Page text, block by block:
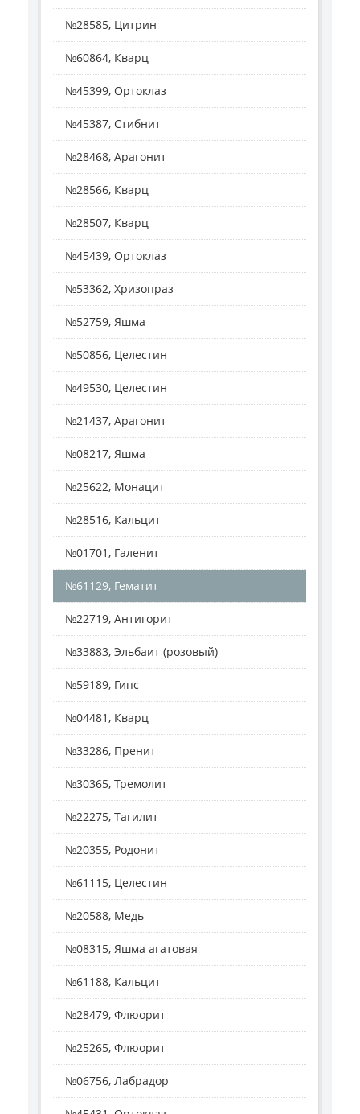
№28585, Цитрин
№60864, Кварц
№45399, Ортоклаз
№45387, Стибнит
№28468, Арагонит
№28566, Кварц
№28507, Кварц
№45439, Ортоклаз
№53362, Хризопраз
№52759, Яшма
№50856, Целестин
№49530, Целестин
№21437, Арагонит
№08217, Яшма
№25622, Монацит
№28516, Кальцит
№01701, Галенит
№61129, Гематит
№22719, Антигорит
№33883, Эльбаит (розовый)
№59189, Гипс
№04481, Кварц
№33286, Пренит
№30365, Тремолит
№22275, Тагилит
№20355, Родонит
№61115, Целестин
№20588, Медь
№08315, Яшма агатовая
№61188, Кальцит
№28479, Флюорит
№25265, Флюорит
№06756, Лабрадор